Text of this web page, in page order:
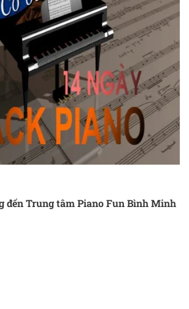
đến Trung tâm Piano Fun Bình Minh